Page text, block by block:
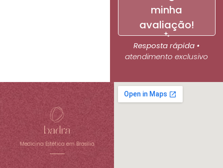
minha
avaliação!
Resposta rápida •
atendimento exclusivo
Medicina Estética em Brasília